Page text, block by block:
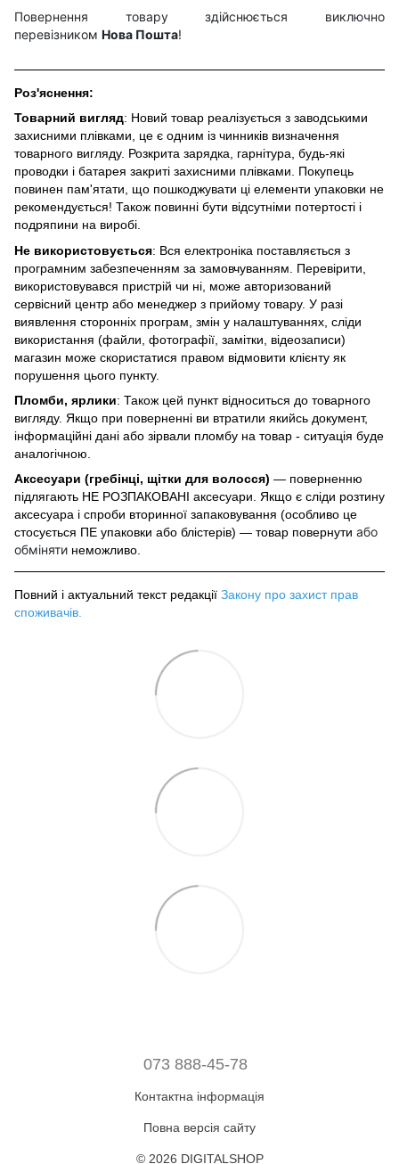
Повернення товару здійснюється виключно
перевізником Нова Пошта!
Роз'яснення:
Товарний вигляд: Новий товар реалізується з заводськими
захисними плівками, це є одним із чинників визначення
товарного вигляду. Розкрита зарядка, гарнітура, будь-які
проводки і батарея закриті захисними плівками. Покупець
повинен пам'ятати, що пошкоджувати ці елементи упаковки не
рекомендується! Також повинні бути відсутніми потертості і
подряпини на виробі.
Не використовується: Вся електроніка поставляється з
програмним забезпеченням за замовчуванням. Перевірити,
використовувався пристрій чи ні, може авторизований
сервісний центр або менеджер з прийому товару. У разі
виявлення сторонніх програм, змін у налаштуваннях, сліди
використання (файли, фотографії, замітки, відеозаписи)
магазин може скористатися правом відмовити клієнту як
порушення цього пункту.
Пломби, ярлики: Також цей пункт відноситься до товарного
вигляду. Якщо при поверненні ви втратили якийсь документ,
інформаційні дані або зірвали пломбу на товар - ситуація буде
аналогічною.
Аксесуари (гребінці, щітки для волосся) — поверненню
підлягають НЕ РОЗПАКОВАНІ аксесуари. Якщо є сліди розтину
аксесуара і спроби вторинної запаковування (особливо це
стосується ПЕ упаковки або блістерів) — товар повернути або
обміняти неможливо.
Повний і актуальний текст редакції Закону про захист прав
споживачів.
073 888-45-78
Контактна інформація
Повна версія сайту
© 2026 DIGITALSHOP